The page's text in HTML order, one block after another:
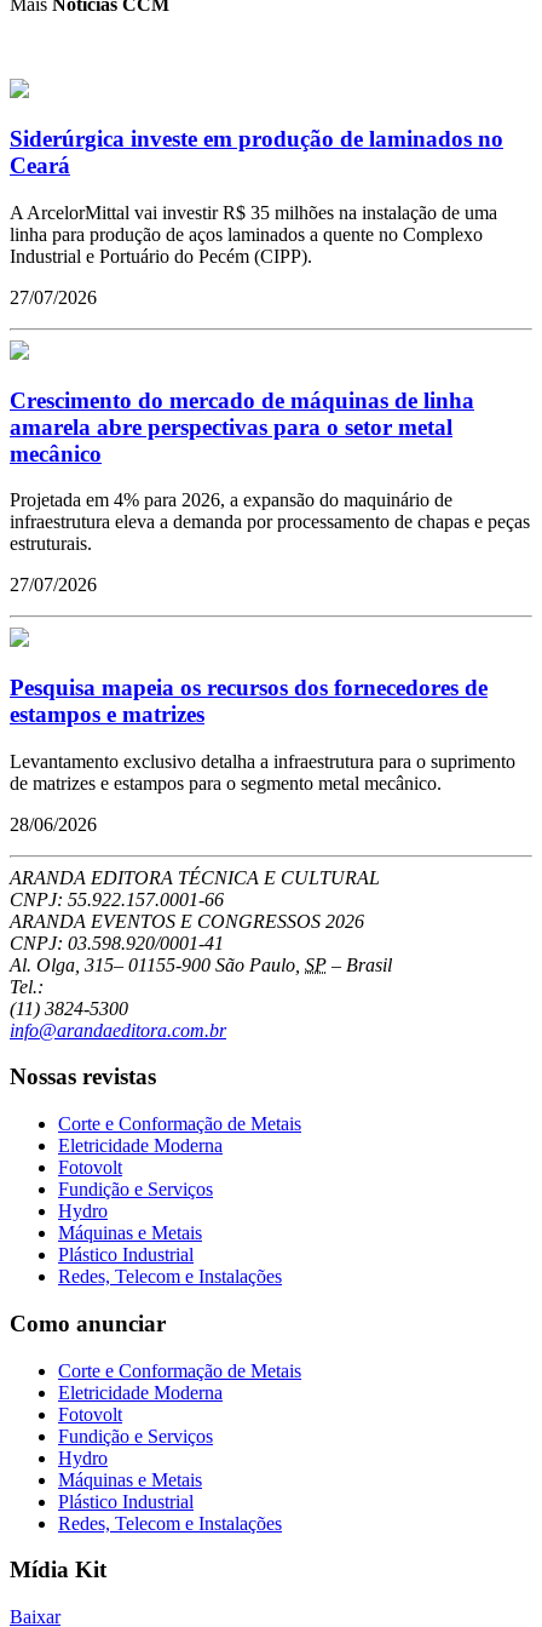
Mais Notícias CCM
Siderúrgica investe em produção de laminados no
Ceará
A ArcelorMittal vai investir R$ 35 milhões na instalação de uma
linha para produção de aços laminados a quente no Complexo
Industrial e Portuário do Pecém (CIPP).
27/07/2026
Crescimento do mercado de máquinas de linha
amarela abre perspectivas para o setor metal
mecânico
Projetada em 4% para 2026, a expansão do maquinário de
infraestrutura eleva a demanda por processamento de chapas e peças
estruturais.
27/07/2026
Pesquisa mapeia os recursos dos fornecedores de
estampos e matrizes
Levantamento exclusivo detalha a infraestrutura para o suprimento
de matrizes e estampos para o segmento metal mecânico.
28/06/2026
ARANDA EDITORA TÉCNICA E CULTURAL
CNPJ: 55.922.157.0001-66
ARANDA EVENTOS E CONGRESSOS 2026
CNPJ: 03.598.920/0001-41
Al. Olga, 315– 01155-900 São Paulo SP – Brasil
Tel.:
(11) 3824-5300
info@arandaeditora.com.br
Nossas revistas
Corte e Conformação de Metais
Eletricidade Moderna
Fotovolt
Fundição e Serviços
Hydro
Máquinas e Metais
Plástico Industrial
Redes, Telecom e Instalações
Como anunciar
Corte e Conformação de Metais
Eletricidade Moderna
Fotovolt
Fundição e Serviços
Hydro
Máquinas e Metais
Plástico Industrial
Redes, Telecom e Instalações
Mídia Kit
Baixar